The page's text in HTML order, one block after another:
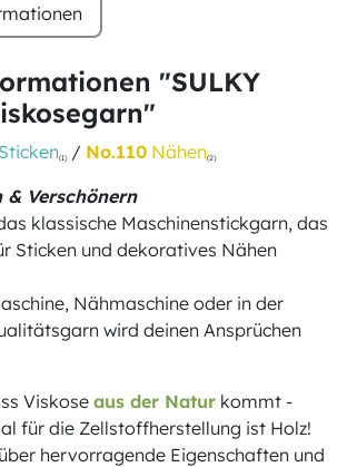
"SULKY
Sticken(1)/ No.110 Nähen(2)
Verschönern
klassische Maschinenstickgarn, das
Sticken und dekoratives Nähen
Nähmaschine oder in der
wird deinen Ansprüchen
Viskose aus der Natur kommt -
für die Zellstoffherstellung ist Holz!
hervorragende Eigenschaften und